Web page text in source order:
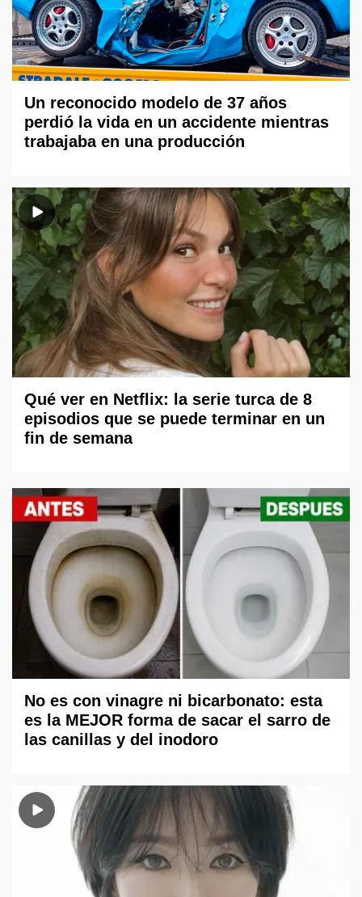
Un reconocido modelo de 37 años
perdió la vida en un accidente mientras
trabajaba en una producción
Qué ver en Netflix: la serie turca de 8
episodios que se puede terminar en un
fin de semana
No es con vinagre ni bicarbonato: esta
es la MEJOR forma de sacar el sarro de
las canillas y del inodoro